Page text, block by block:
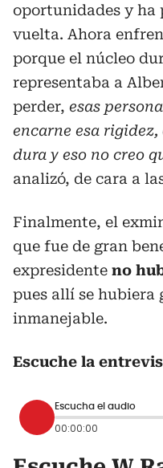
oportunidades y ha
vuelta. Ahora
porque el núcleo
representaba a
perder, esas
encarne esa rigidez,
dura y eso no creo
analizó, de cara a
Finalmente, el
que fue de gran
expresidente no
pues allí se hubiera
inmanejable.
Escuche la
Escucha el audio
00:00:00